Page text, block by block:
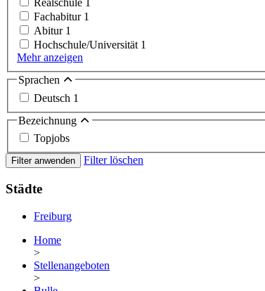
Realschule 1
Fachabitur 1
Abitur 1
Hochschule/Universität 1
Mehr anzeigen
Sprachen
Deutsch 1
Bezeichnung
Topjobs
Filter anwenden Filter löschen
Städte
Freiburg
Home
>
Stellenangeboten
>